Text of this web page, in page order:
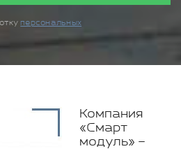
персональных
Компания
«Смарт
модуль» –